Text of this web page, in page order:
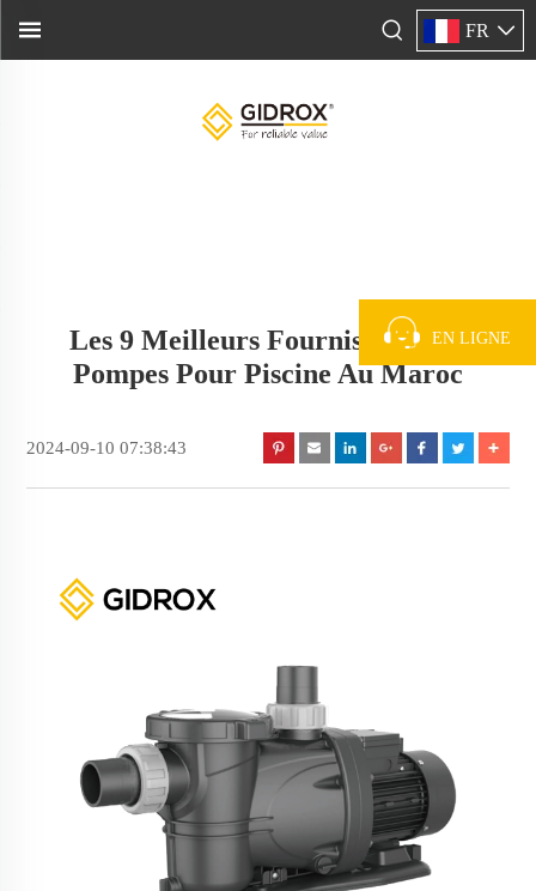
FR
Les 9 Meilleurs Fournisseurs De
Pompes Pour Piscine Au Maroc
2024-09-10 07:38:43
EN LIGNE